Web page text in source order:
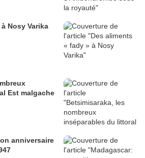
Nosy Varika
Est malgache
anniversaire